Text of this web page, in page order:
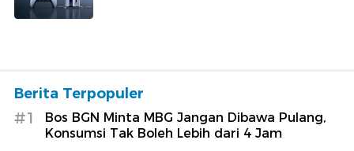
Berita Terpopuler
#1
Bos BGN Minta MBG Jangan Dibawa Pulang,
Konsumsi Tak Boleh Lebih dari 4 Jam